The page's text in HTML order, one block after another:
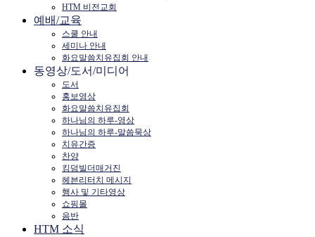
HTM 비전교회
예배/교육
스쿨 안내
세미나 안내
화요말씀치유집회 안내
동영상/도서/미디어
도서
홍보영상
화요말씀치유집회
하나님의 하루-영상
하나님의 하루-말씀묵상
치유간증
찬양
킹덤빌더매거진
헤븐리터치 메시지
행사 및 기타영상
쇼핑몰
음반
HTM 소식